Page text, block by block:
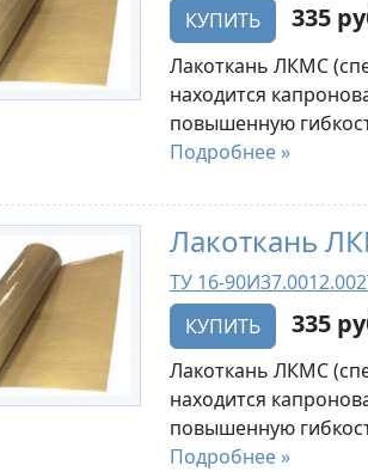
КУПИТЬ
335
Лакоткань ЛКМС
находится
повышенную
Подробнее »
Лакоткань
ТУ 16-
КУПИТЬ
335
Лакоткань ЛКМС
находится
повышенную
Подробнее »